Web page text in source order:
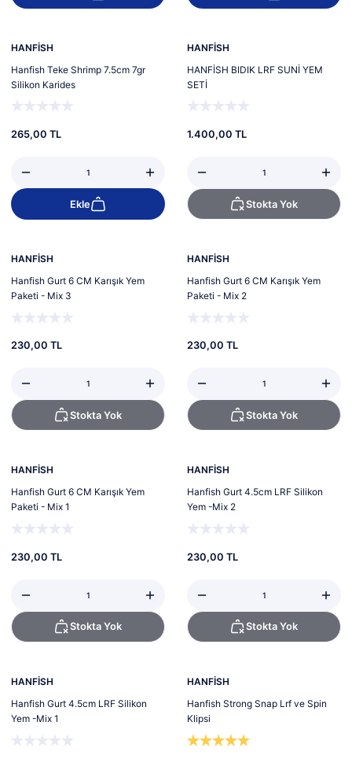
Yeni
HANFİSH
Hanfish Teke Shrimp 7.5cm 7gr
Silikon Karides
265,00 TL
Ekle
HANFİSH
HANFİSH BIDIK LRF SUNİ YEM
SETİ
1.400,00 TL
Stokta Yok
HANFİSH
Hanfish Gurt 6 CM Karışık Yem
Paketi - Mix 3
230,00 TL
Stokta Yok
HANFİSH
Hanfish Gurt 6 CM Karışık Yem
Paketi - Mix 2
230,00 TL
Stokta Yok
HANFİSH
Hanfish Gurt 6 CM Karışık Yem
Paketi - Mix 1
230,00 TL
Stokta Yok
HANFİSH
Hanfish Gurt 4.5cm LRF Silikon
Yem -Mix 2
230,00 TL
Stokta Yok
HANFİSH
Hanfish Gurt 4.5cm LRF Silikon
Yem -Mix 1
HANFİSH
Hanfish Strong Snap Lrf ve Spin
Klipsi